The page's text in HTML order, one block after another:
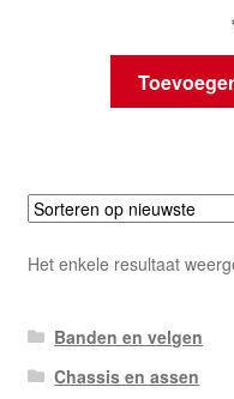
Het enkele resultaat
Banden en velgen
Chassis en assen